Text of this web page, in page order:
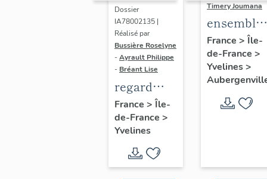
Dossier
IA78002135 |
Réalisé par
Bussière Roselyne
-Ayrault Philippe
- Bréant Lise
regard
photographique
sur le
territoire
de Seine-
Aval
France > Île-
de-France >
Yvelines
Timery Joumana
ensemble
de cinq
peintures
France > Île-
de-France >
Yvelines>